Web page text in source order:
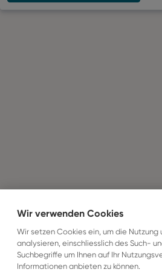
Wir verwenden Cookies
Wir setzen Cookies ein, um die Nutzung
analysieren, einschliesslich des Such-
Suchbegriffe um Ihnen auf Ihr
Informationen anbieten zu können.